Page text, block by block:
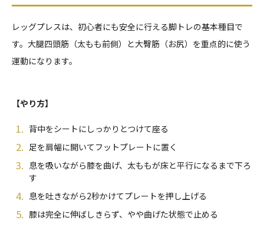
レッグプレスは、初心者にも安全に行える脚トレの基本種目で
す。大腿四頭筋（太もも前側）と大臀筋（お尻）を重点的に使う
運動になります。
【やり方】
背中をシートにしっかりとつけて座る
足を肩幅に開いてフットプレートに置く
息を吸いながら膝を曲げ、太ももが床と平行になるまで下ろ
す
息を吐きながら2秒かけてプレートを押し上げる
膝は完全に伸ばしきらず、やや曲げた状態で止める